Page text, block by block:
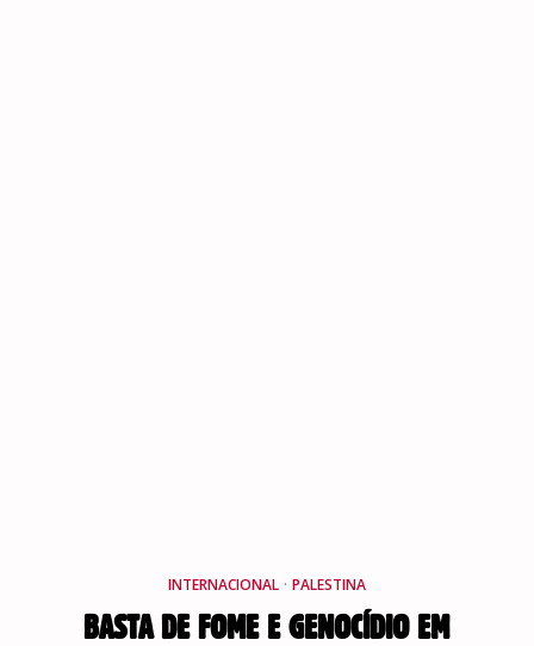
INTERNACIONAL · PALESTINA
BASTA DE FOME E GENOCÍDIO EM